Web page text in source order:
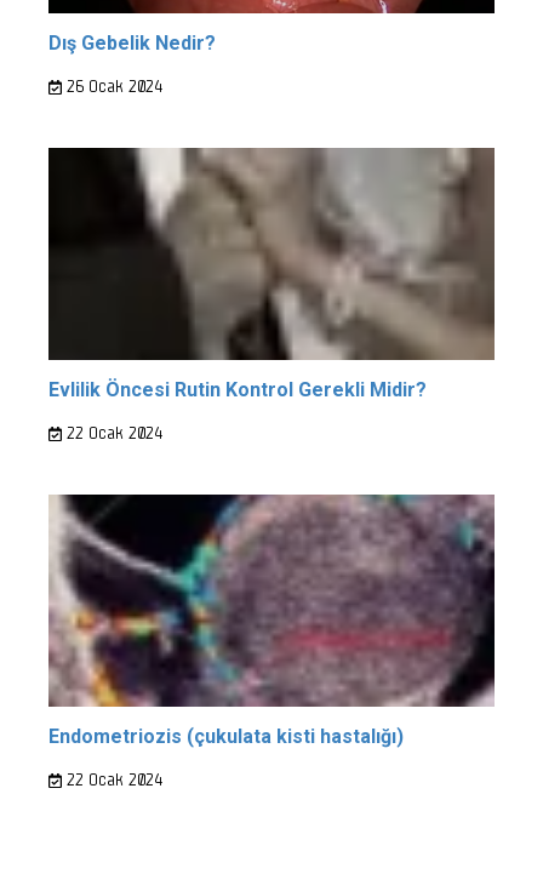
Dış Gebelik Nedir?
26 Ocak 2024
Evlilik Öncesi Rutin Kontrol Gerekli Midir?
22 Ocak 2024
Endometriozis (çukulata kisti hastalığı)
22 Ocak 2024